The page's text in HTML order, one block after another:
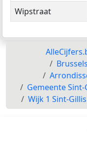
Wipstraat
Gemeente Sint-
Wijk 1 Sint-Gillis